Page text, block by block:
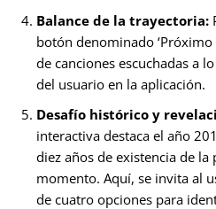
Balance de la trayectoria:
botón denominado
de canciones escuchadas a
del usuario en la aplicación.
Desafío histórico y
interactiva destaca el año
diez años de existencia de la
momento. Aquí, se invita al
de cuatro opciones para